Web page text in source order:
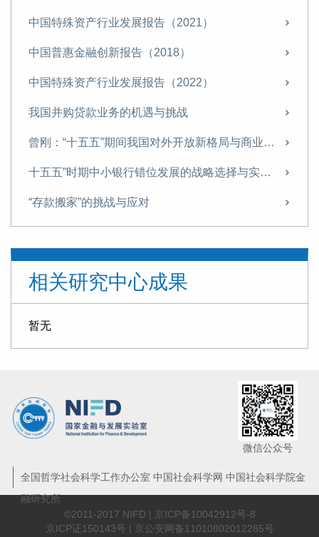
中国特殊资产行业发展报告（2021）
中国普惠金融创新报告（2018）
中国特殊资产行业发展报告（2022）
我国并购贷款业务的机遇与挑战
曾刚：“十五五”期间我国对外开放新格局与商业银行经营策略
十五五”时期中小银行错位发展的战略选择与实施路径
“存款搬家”的挑战与应对
信托业需从“规模为王”转向“能力至上”
探索非银机构流动性支持，筑牢金融安全网
【专家观点】回归本源 促进信托业转型升级
曾刚 杨川：科技金融再思考——技术资产的架构与价值的金融化
新规出台，助力地方AMC规范化专业化发展丨曾刚专栏
曾刚：稳定币发展，长期或推动货币体系向多元资产支撑转变
曾刚专访：做好养老金融产品与服务创新，提升国民养老意识与养老储备
科技金融产品“浅创新”等短板仍需突破
相关研究中心成果
暂无
微信公众号
全国哲学社会科学工作办公室 中国社会科学网 中国社会科学院金
融研究所
©2011-2017 NIFD | 京ICP备10042912号-8
京ICP证150143号 | 京公安网备11010802012285号